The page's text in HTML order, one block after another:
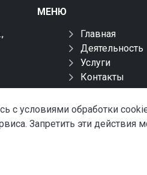
МЕНЮ
Главная
Деятельность
Услуги
Контакты
с условиями обработки
Запретить эти действия